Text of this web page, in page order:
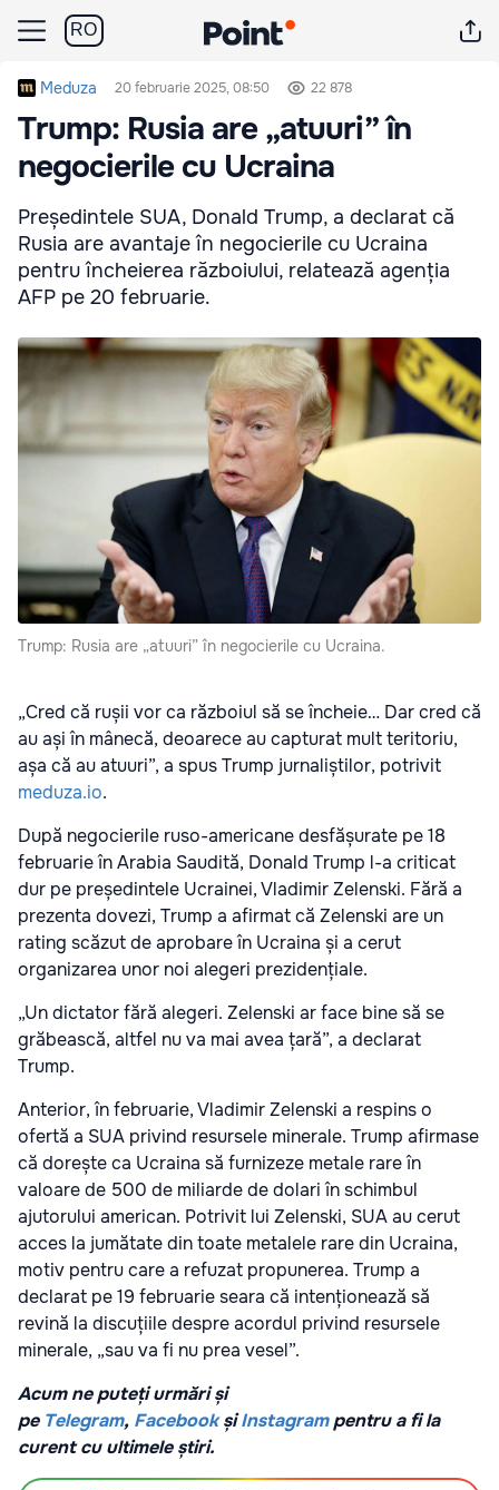
RO
Meduza 20 februarie 2025, 08:50 22 878
Trump: Rusia are „atuuri” în
negocierile cu Ucraina
Președintele SUA, Donald Trump, a declarat că
Rusia are avantaje în negocierile cu Ucraina
pentru încheierea războiului, relatează agenția
AFP pe 20 februarie.
Trump: Rusia are „atuuri” în negocierile cu Ucraina.
„Cred că rușii vor ca războiul să se încheie… Dar cred că
au ași în mânecă, deoarece au capturat mult teritoriu,
așa că au atuuri”, a spus Trump jurnaliștilor, potrivit
meduza.io.
După negocierile ruso-americane desfășurate pe 18
februarie în Arabia Saudită, Donald Trump l-a criticat
dur pe președintele Ucrainei, Vladimir Zelenski. Fără a
prezenta dovezi, Trump a afirmat că Zelenski are un
rating scăzut de aprobare în Ucraina și a cerut
organizarea unor noi alegeri prezidențiale.
„Un dictator fără alegeri. Zelenski ar face bine să se
grăbească, altfel nu va mai avea țară”, a declarat
Trump.
Anterior, în februarie, Vladimir Zelenski a respins o
ofertă a SUA privind resursele minerale. Trump afirmase
că dorește ca Ucraina să furnizeze metale rare în
valoare de 500 de miliarde de dolari în schimbul
ajutorului american. Potrivit lui Zelenski, SUA au cerut
acces la jumătate din toate metalele rare din Ucraina,
motiv pentru care a refuzat propunerea. Trump a
declarat pe 19 februarie seara că intenționează să
revină la discuțiile despre acordul privind resursele
minerale, „sau va fi nu prea vesel”.
Acum ne puteți urmări și
pe Telegram, Facebook șiInstagrampentru a fi la
curent cu ultimele știri.